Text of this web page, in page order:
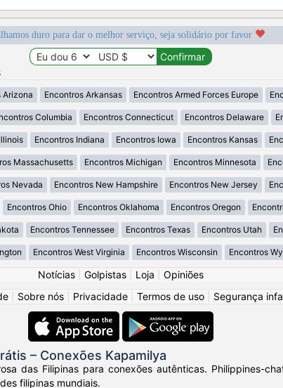
duro para dar o melhor serviço, seja solidário por favor
Arizona Encontros Arkansas Encontros Armed Forces Europe
Columbia Encontros Connecticut Encontros Delaware
Encontros Indiana Encontros Iowa Encontros Kansas
Massachusetts Encontros Michigan Encontros Minnesota
Nevada Encontros New Hampshire Encontros New Jersey
Encontros Ohio Encontros Oklahoma Encontros Oregon
Encontros Tennessee Encontros Texas Encontros Utah
Encontros West Virginia Encontros Wisconsin Encontros
Notícias Golpistas Loja
Opiniões
Sobre nós Privacidade Termos de uso Segurança
– Conexões Kapamilya
das Filipinas para conexões autênticas. Philippines-
filipinas mundiais.